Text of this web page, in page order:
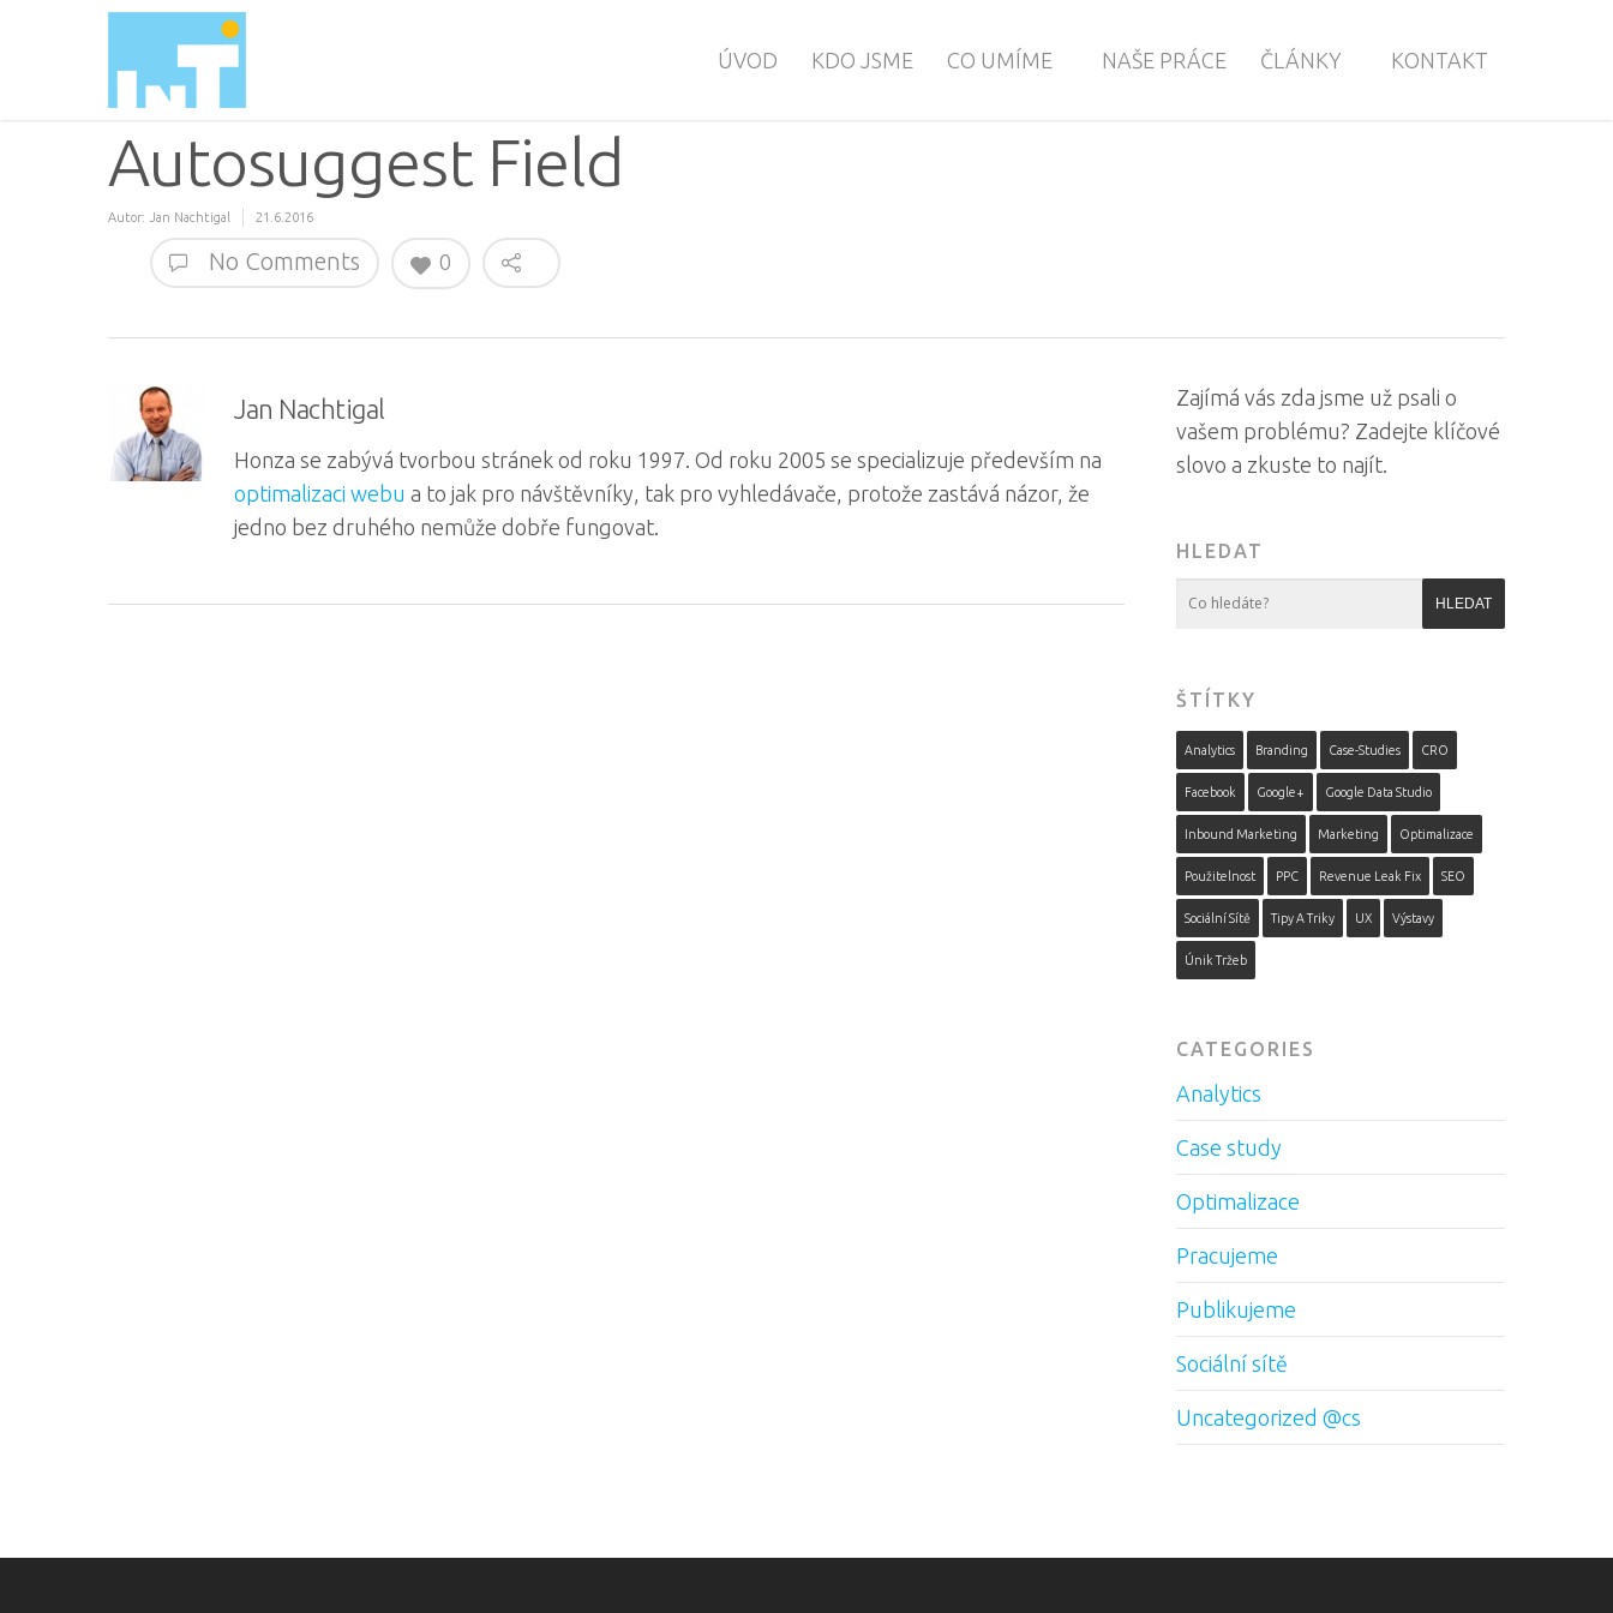
ÚVOD KDO JSME CO UMÍME NAŠE PRÁCE ČLÁNKY KONTAKT
Autosuggest Field
Autor: Jan Nachtigal 21.6.2016
No Comments 0
Jan Nachtigal
Honza se zabývá tvorbou stránek od roku 1997. Od roku 2005 se specializuje především na
optimalizaci webu a to jak pro návštěvníky, tak pro vyhledávače, protože zastává názor, že
jedno bez druhého nemůže dobře fungovat.
Zajímá vás zda jsme už psali o
vašem problému? Zadejte klíčové
slovo a zkuste to najít.
HLEDAT
ŠTÍTKY
Analytics Branding Case-Studies CRO
Facebook Google+ Google Data Studio
Inbound Marketing Marketing Optimalizace
Použitelnost PPC Revenue Leak Fix SEO
Sociální Sítě Tipy A Triky UX Výstavy
Únik Tržeb
CATEGORIES
Analytics
Case study
Optimalizace
Pracujeme
Publikujeme
Sociální sítě
Uncategorized @cs